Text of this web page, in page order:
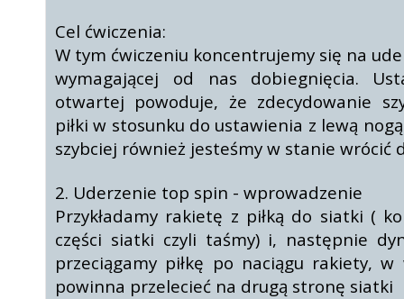
Cel ćwiczenia:
W tym ćwiczeniu koncentrujemy się na
wymagającej od nas dobiegnięcia.
otwartej powoduje, że zdecydowanie
piłki w stosunku do ustawienia z lewą
szybciej również jesteśmy w stanie wrócić
2. Uderzenie top spin - wprowadzenie
Przykładamy rakietę z piłką do siatki (
części siatki czyli taśmy) i, następnie
przeciągamy piłkę po naciągu rakiety, w
powinna przelecieć na drugą stronę siatki